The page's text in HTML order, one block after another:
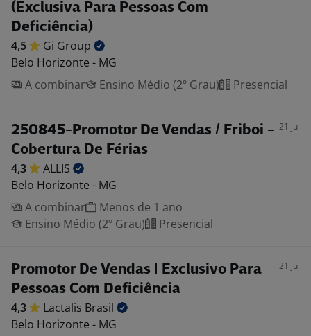
(Exclusiva Para Pessoas Com
Deficiência)
4,5 Gi Group
Belo Horizonte - MG
A combinar
Ensino Médio (2º Grau) Presencial
250845-Promotor De Vendas / Friboi -
Cobertura De Férias
21 jul
4,3
ALLIS
Belo Horizonte - MG
A combinar
Menos de 1 ano
Ensino Médio (2º Grau)
Presencial
Promotor De Vendas | Exclusivo Para
Pessoas Com Deficiência
21 jul
4,3 Lactalis Brasil
Belo Horizonte - MG